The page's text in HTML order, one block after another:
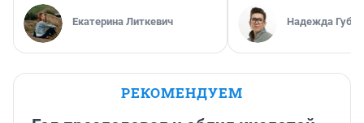
Екатерина Литкевич Надежда
РЕКОМЕНДУЕМ